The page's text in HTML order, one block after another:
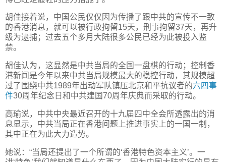
胡佳接着说，中国公民仅仅因为传播了跟中共的宣传不一致
的香港消息，就可以被行政拘留15天，刑事拘留37天，再升
级为逮捕；过去五个多月大陆很多公民已经为此被投入监
禁。
胡佳认为，这显然是中共当局的全国一盘棋的行动；控制香
港新闻是今年以来中共当局规模最大的稳控行动，其规模超
过了围绕中共1989年出动军队镇压北京和平抗议者的六四事
件30周年纪念日和中共建国70周年庆典而采取的行动。
高瑜说，中共中央最近召开的十九届四中全会所透露出的消
息显示，中共当局正在香港问题上推进事实上的一国一制，
其中正在为此大力造势。
她说：“当局还提出了一个所谓的‘香港特色资本主义’。一